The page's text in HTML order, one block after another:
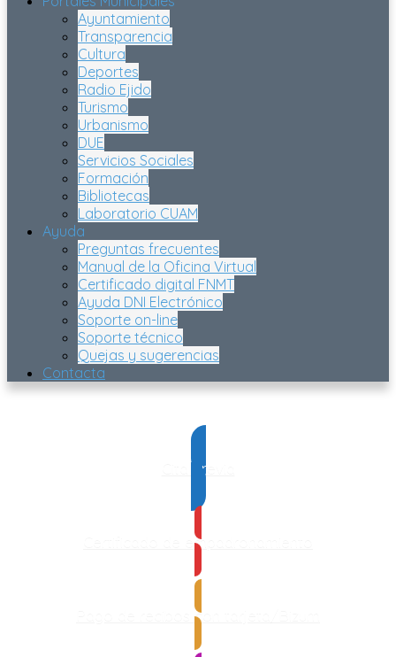
Ayuntamiento
Transparencia
Cultura
Deportes
Radio Ejido
Turismo
Urbanismo
DUE
Servicios Sociales
Formación
Bibliotecas
Laboratorio CUAM
Ayuda
Preguntas frecuentes
Manual de la Oficina Virtual
Certificado digital FNMT
Ayuda DNI Electrónico
Soporte on-line
Soporte técnico
Quejas y sugerencias
Contacta
Cita previa
Certificado de empadronamiento
Pago de recibos con tarjeta/Bizum